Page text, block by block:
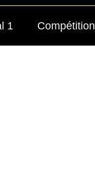
1 Compétition